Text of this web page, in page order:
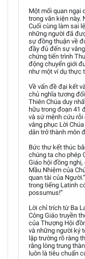
Một mối quan ngại
trong văn kiện này.
Cuối cùng làm sai
những người đã
sự đồng thuận về
đầy đủ đến sự
chứng tiến trình
động chuyển giới
như một ví dụ thực
Về vấn đề đại kết
chủ nghĩa tương
Thiên Chúa duy
hữu trong đoạn 41
và sứ mệnh cứu rỗi
vâng phục Lời
dân trở thành môn
Bức thư kết thúc
chúng ta cho phép
Giáo hội đồng
Mầu Nhiệm của
quan tài của
trong tiếng Latinh
possumus!”
Lời chỉ trích từ Ba
Công Giáo truyền
của Thượng Hội
và những người ký
lập trường rõ ràng
rằng lòng trung
luôn là tiêu chuẩn